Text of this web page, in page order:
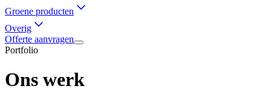
Groene producten
Overig
Offerte aanvragen
Portfolio
Ons werk